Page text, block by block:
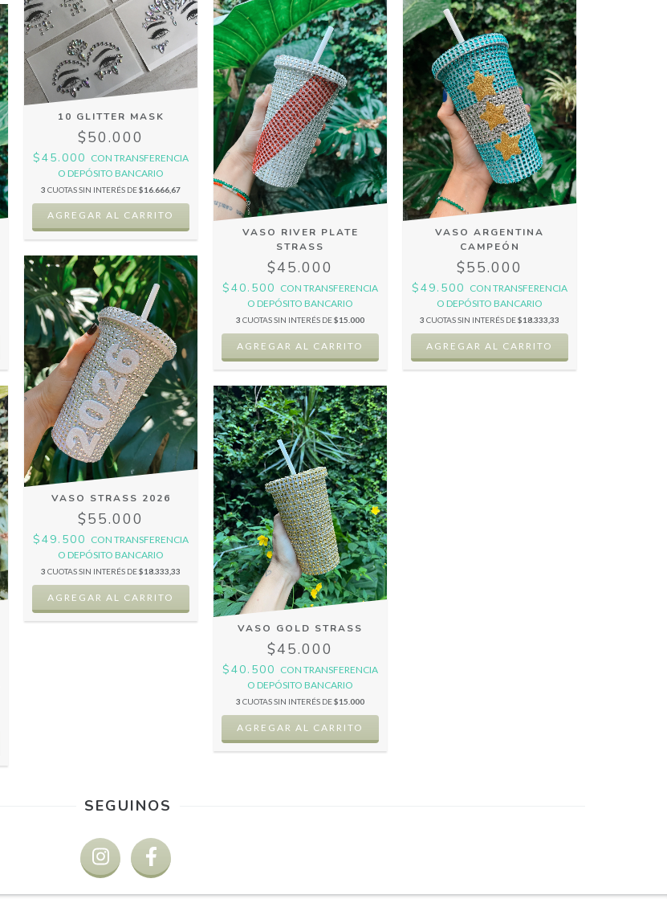
10 GLITTER MASK
$50.000
$45.000 CON TRANSFERENCIA
O DEPÓSITO BANCARIO
3 CUOTAS SIN INTERÉS DE$16.666,67
VASO RIVER PLATE
STRASS
$45.000
$40.500 CON TRANSFERENCIA
O DEPÓSITO BANCARIO
3 CUOTAS SIN INTERÉS DE$15.000
VASO ARGENTINA
CAMPEÓN
$55.000
$49.500 CON TRANSFERENCIA
O DEPÓSITO BANCARIO
3 CUOTAS SIN INTERÉS DE$18.333,33
VASO STRASS 2026
$55.000
$49.500 CON TRANSFERENCIA
O DEPÓSITO BANCARIO
3 CUOTAS SIN INTERÉS DE$18.333,33
VASO GOLD STRASS
$45.000
$40.500 CON TRANSFERENCIA
O DEPÓSITO BANCARIO
3 CUOTAS SIN INTERÉS DE$15.000
SEGUINOS